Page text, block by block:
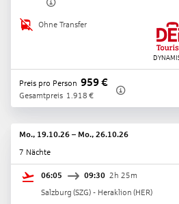
Ohne Transfer
Preis pro Person 959€
Gesamtpreis 1.918 €
Mo., 19.10.26 – Mo., 26.10.26
7 Nächte
06:05 09:30 2h 25m
Salzburg (SZG) - Heraklion (HER)